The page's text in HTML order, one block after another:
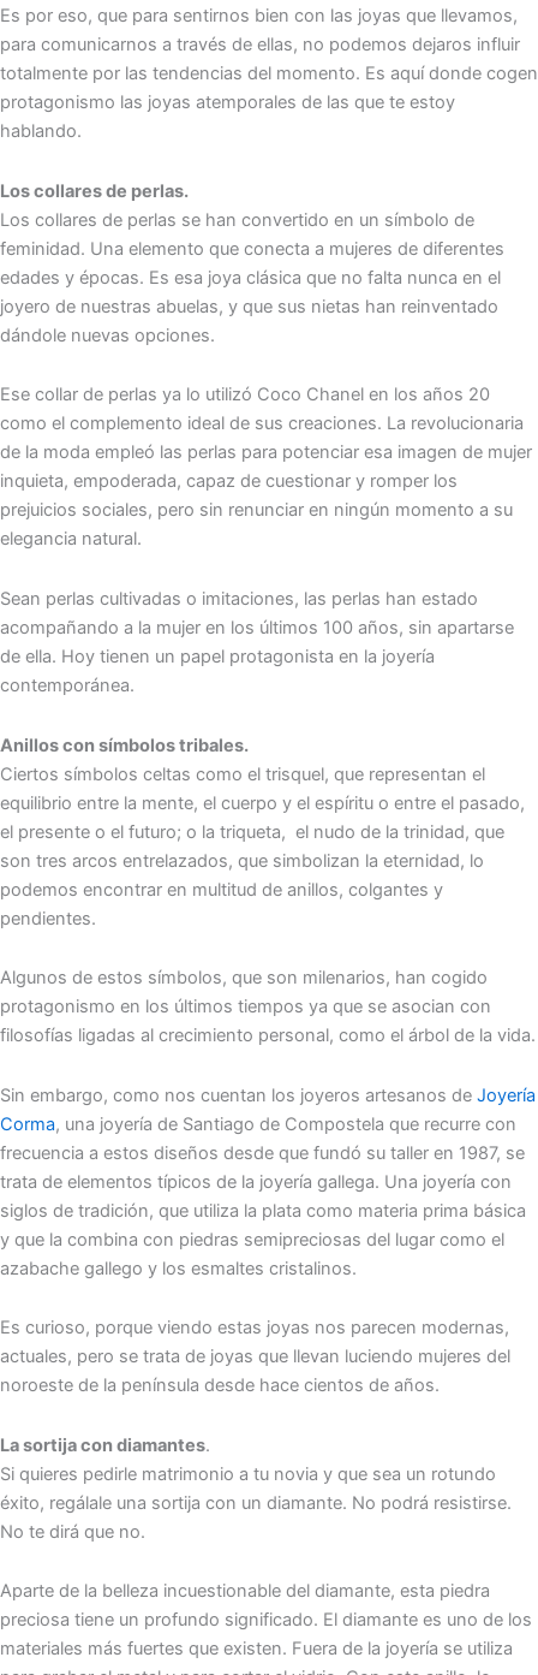
Es por eso, que para sentirnos bien con las joyas que llevamos,
para comunicarnos a través de ellas, no podemos dejaros influir
totalmente por las tendencias del momento. Es aquí donde cogen
protagonismo las joyas atemporales de las que te estoy
hablando.
Los collares de perlas.
Los collares de perlas se han convertido en un símbolo de
feminidad. Una elemento que conecta a mujeres de diferentes
edades y épocas. Es esa joya clásica que no falta nunca en el
joyero de nuestras abuelas, y que sus nietas han reinventado
dándole nuevas opciones.
Ese collar de perlas ya lo utilizó Coco Chanel en los años 20
como el complemento ideal de sus creaciones. La revolucionaria
de la moda empleó las perlas para potenciar esa imagen de mujer
inquieta, empoderada, capaz de cuestionar y romper los
prejuicios sociales, pero sin renunciar en ningún momento a su
elegancia natural.
Sean perlas cultivadas o imitaciones, las perlas han estado
acompañando a la mujer en los últimos 100 años, sin apartarse
de ella. Hoy tienen un papel protagonista en la joyería
contemporánea.
Anillos con símbolos tribales.
Ciertos símbolos celtas como el trisquel, que representan el
equilibrio entre la mente, el cuerpo y el espíritu o entre el pasado,
el presente o el futuro; o la triqueta, el nudo de la trinidad, que
son tres arcos entrelazados, que simbolizan la eternidad, lo
podemos encontrar en multitud de anillos, colgantes y
pendientes.
Algunos de estos símbolos, que son milenarios, han cogido
protagonismo en los últimos tiempos ya que se asocian con
filosofías ligadas al crecimiento personal, como el árbol de la vida.
Sin embargo, como nos cuentan los joyeros artesanos de Joyería
Corma, una joyería de Santiago de Compostela que recurre con
frecuencia a estos diseños desde que fundó su taller en 1987, se
trata de elementos típicos de la joyería gallega. Una joyería con
siglos de tradición, que utiliza la plata como materia prima básica
y que la combina con piedras semipreciosas del lugar como el
azabache gallego y los esmaltes cristalinos.
Es curioso, porque viendo estas joyas nos parecen modernas,
actuales, pero se trata de joyas que llevan luciendo mujeres del
noroeste de la península desde hace cientos de años.
La sortija con diamantes.
Si quieres pedirle matrimonio a tu novia y que sea un rotundo
éxito, regálale una sortija con un diamante. No podrá resistirse.
No te dirá que no.
Aparte de la belleza incuestionable del diamante, esta piedra
preciosa tiene un profundo significado. El diamante es uno de los
materiales más fuertes que existen. Fuera de la joyería se utiliza